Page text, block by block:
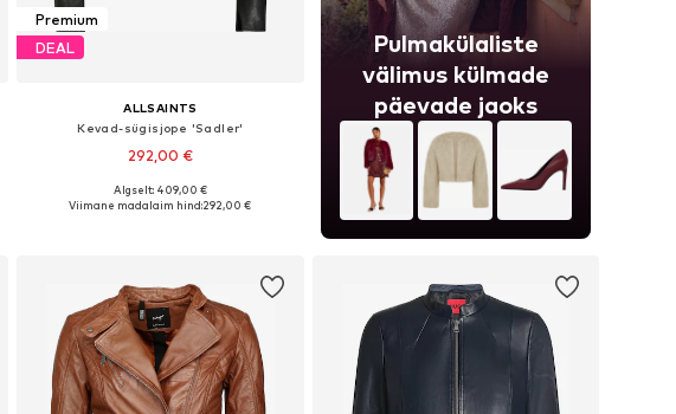
Premium
DEAL
ALLSAINTS
Kevad-sügisjope 'Sadler'
292,00 €
Saadaolevad suurused: XS, S, M, L, XL, XXL
Algselt: 409,00 €
Viimane madalaim hind:292,00 €
Pulmakülaliste
välimus külmade
päevade jaoks